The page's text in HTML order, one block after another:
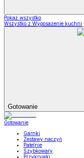
Pokaż wszystko
Wszystko z Wyposażenie kuchni
Gotowanie
Gotowanie
Garnki
Zestawy naczyń
Patelnie
Szybkowary
Przykrywki